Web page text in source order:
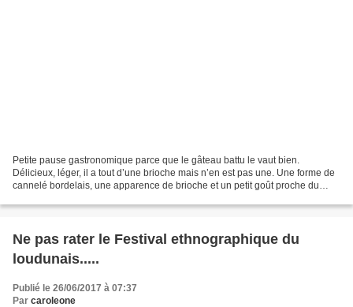
Petite pause gastronomique parce que le gâteau battu le vaut bien.
Délicieux, léger, il a tout d’une brioche mais n’en est pas une. Une forme de
cannelé bordelais, une apparence de brioche et un petit goût proche du
Ne pas rater le Festival ethnographique du
loudunais.....
Publié le 26/06/2017 à 07:37
Par caroleone